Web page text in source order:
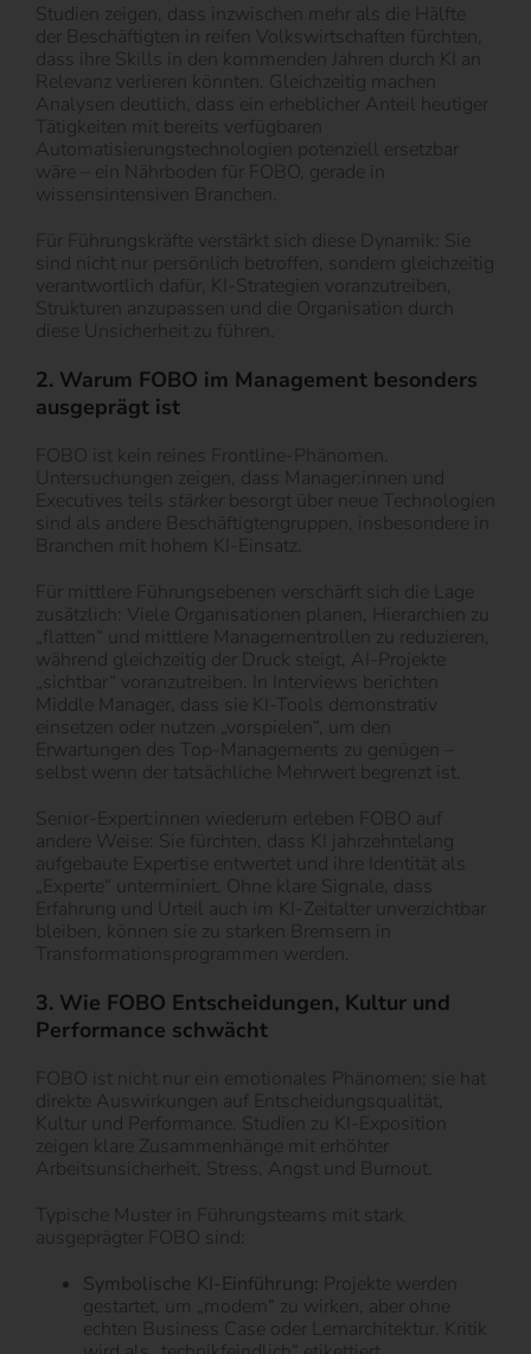
Studien zeigen, dass inzwischen mehr als die Hälfte
der Beschäftigten in reifen Volkswirtschaften fürchten,
dass ihre Skills in den kommenden Jahren durch KI an
Relevanz verlieren könnten. Gleichzeitig machen
Analysen deutlich, dass ein erheblicher Anteil heutiger
Tätigkeiten mit bereits verfügbaren
Automatisierungstechnologien potenziell ersetzbar
wäre – ein Nährboden für FOBO, gerade in
wissensintensiven Branchen.
Für Führungskräfte verstärkt sich diese Dynamik: Sie
sind nicht nur persönlich betroffen, sondern gleichzeitig
verantwortlich dafür, KI-Strategien voranzutreiben,
Strukturen anzupassen und die Organisation durch
diese Unsicherheit zu führen.
2. Warum FOBO im Management besonders
ausgeprägt ist
FOBO ist kein reines Frontline-Phänomen.
Untersuchungen zeigen, dass Manager:innen und
Executives teils
stärker besorgt über neue Technologien
sind als andere Beschäftigtengruppen, insbesondere in
Branchen mit hohem KI-Einsatz.
Für mittlere Führungsebenen verschärft sich die Lage
zusätzlich: Viele Organisationen planen, Hierarchien zu
„flatten“ und mittlere Managementrollen zu reduzieren,
während gleichzeitig der Druck steigt, AI-Projekte
„sichtbar“ voranzutreiben. In Interviews berichten
Middle Manager, dass sie KI-Tools demonstrativ
einsetzen oder nutzen „vorspielen“, um den
Erwartungen des Top-Managements zu genügen –
selbst wenn der tatsächliche Mehrwert begrenzt ist.
Senior-Expert:innen wiederum erleben FOBO auf
andere Weise: Sie fürchten, dass KI jahrzehntelang
aufgebaute Expertise entwertet und ihre Identität als
„Experte“ unterminiert. Ohne klare Signale, dass
Erfahrung und Urteil auch im KI-Zeitalter unverzichtbar
bleiben, können sie zu starken Bremsern in
Transformationsprogrammen werden.
3. Wie FOBO Entscheidungen, Kultur und
Performance schwächt
FOBO ist nicht nur ein emotionales Phänomen; sie hat
direkte Auswirkungen auf Entscheidungsqualität,
Kultur und Performance. Studien zu KI-Exposition
zeigen klare Zusammenhänge mit erhöhter
Arbeitsunsicherheit, Stress, Angst und Burnout.
Typische Muster in Führungsteams mit stark
ausgeprägter FOBO sind:
Symbolische KI-Einführung: Projekte werden
gestartet, um „modern“ zu wirken, aber ohne
echten Business Case oder Lernarchitektur. Kritik